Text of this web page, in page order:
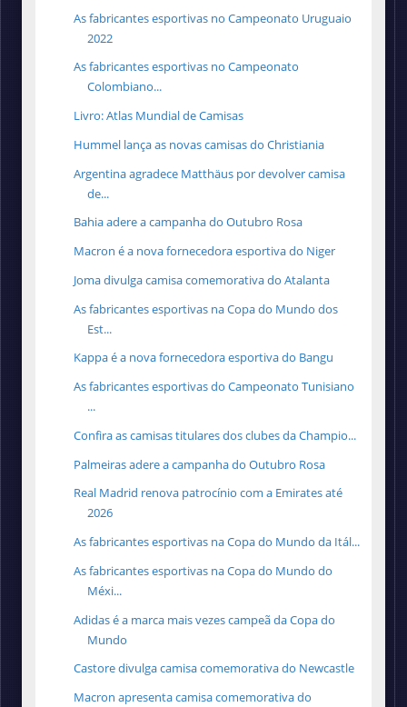
As fabricantes esportivas no Campeonato Uruguaio
2022
As fabricantes esportivas no Campeonato
Colombiano...
Livro: Atlas Mundial de Camisas
Hummel lança as novas camisas do Christiania
Argentina agradece Matthäus por devolver camisa
de...
Bahia adere a campanha do Outubro Rosa
Macron é a nova fornecedora esportiva do Niger
Joma divulga camisa comemorativa do Atalanta
As fabricantes esportivas na Copa do Mundo dos
Est...
Kappa é a nova fornecedora esportiva do Bangu
As fabricantes esportivas do Campeonato Tunisiano
...
Confira as camisas titulares dos clubes da Champio...
Palmeiras adere a campanha do Outubro Rosa
Real Madrid renova patrocínio com a Emirates até
2026
As fabricantes esportivas na Copa do Mundo da Itál...
As fabricantes esportivas na Copa do Mundo do
Méxi...
Adidas é a marca mais vezes campeã da Copa do
Mundo
Castore divulga camisa comemorativa do Newcastle
Macron apresenta camisa comemorativa do